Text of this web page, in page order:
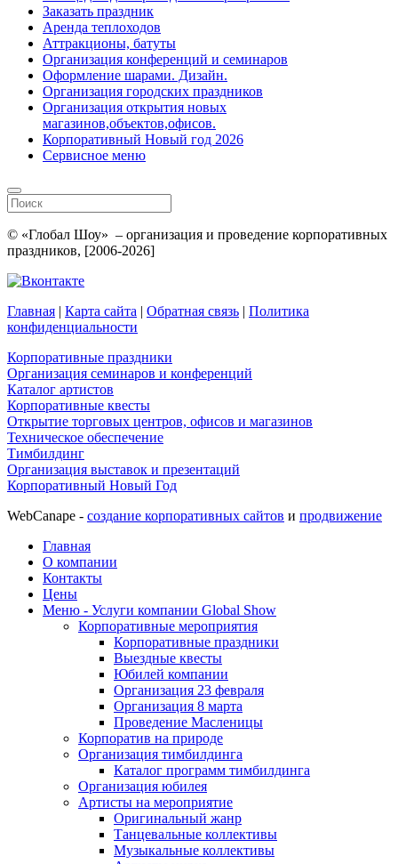
Заказать праздник
Аренда теплоходов
Аттракционы, батуты
Организация конференций и семинаров
Оформление шарами. Дизайн.
Организация городских праздников
Организация открытия новых
магазинов,объектов,офисов.
Корпоративный Новый год 2026
Сервисное меню
© «Глобал Шоу» – организация и проведение корпоративных
праздников, [2006-2026]
Главная Карта сайта Обратная связь
Политика
конфиденциальности
Корпоративные праздники
Организация семинаров и конференций
Каталог артистов
Корпоративные квесты
Открытие торговых центров, офисов и магазинов
Техническое обеспечение
Тимбилдинг
Организация выставок и презентаций
Корпоративный Новый Год
WebCanape - создание корпоративных сайтов и продвижение
Главная
О компании
Контакты
Цены
Меню - Услуги компании Global Show
Корпоративные мероприятия
Корпоративные праздники
Выездные квесты
Юбилей компании
Организация 23 февраля
Организация 8 марта
Проведение Масленицы
Корпоратив на природе
Организация тимбилдинга
Каталог программ тимбилдинга
Организация юбилея
Артисты на мероприятие
Оригинальный жанр
Танцевальные коллективы
Музыкальные коллективы